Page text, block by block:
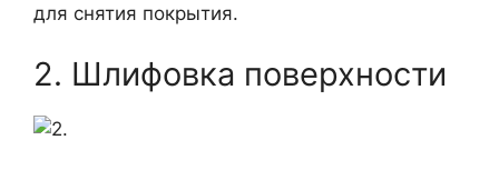
для снятия покрытия.
2. Шлифовка поверхности